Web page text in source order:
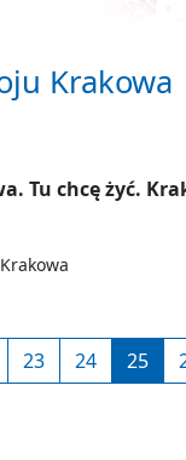
Krakowa
Tu chcę żyć.
23 24 25